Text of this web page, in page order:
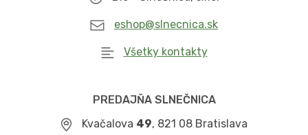
eshop@slnecnica.sk
Všetky kontakty
PREDAJŇA SLNEČNICA
Kvačalova 49, 821 08 Bratislava